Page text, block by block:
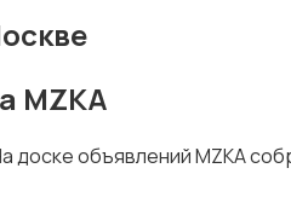
MZKA
объявлений MZKA